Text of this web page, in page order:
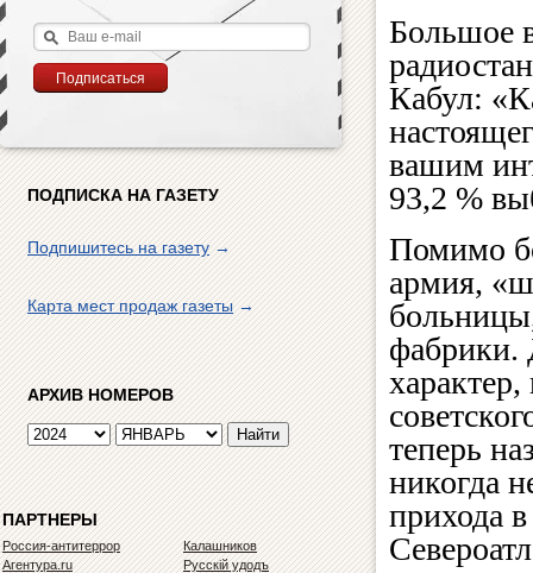
ПОДПИСКА НА ГАЗЕТУ
Подпишитесь на газету→
Карта мест продаж газеты→
АРХИВ НОМЕРОВ
ПАРТНЕРЫ
Россия-антитеррор
Агентура.ru
Калашников
Русскiй удодъ
Большое
Кабул:
вашим
93,2 %
Помимо
армия,
фабрики.
теперь
никогда
прихода